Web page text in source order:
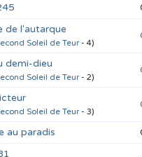
de l'autarque
Soleil de Teur- 4)
demi-dieu
Soleil de Teur- 2)
Soleil de Teur- 3)
au paradis